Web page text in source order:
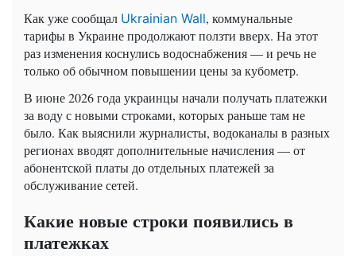
Как уже сообщал Ukrainian Wall, коммунальные
тарифы в Украине продолжают ползти вверх. На этот
раз изменения коснулись водоснабжения — и речь не
только об обычном повышении цены за кубометр.
В июне 2026 года украинцы начали получать платежки
за воду с новыми строками, которых раньше там не
было. Как выяснили журналисты, водоканалы в разных
регионах вводят дополнительные начисления — от
абонентской платы до отдельных платежей за
обслуживание сетей.
Какие новые строки появились в
платежках